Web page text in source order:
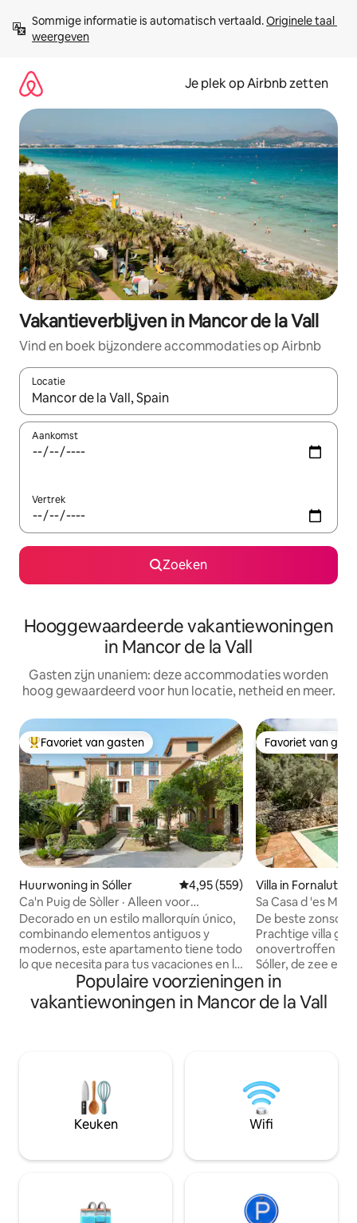
direct
naar
Sommige informatie is automatisch vertaald. Originele taal
weergeven
Je plek op Airbnb zetten
Vakantieverblijven in Mancor de la Vall
Vind en boek bijzondere accommodaties op Airbnb
Locatie
Wanneer er resultaten beschikbaar zijn, maak je een keuze
Aankomst
Vertrek
Zoeken
Hooggewaardeerde vakantiewoningen
in Mancor de la Vall
Gasten zijn unaniem: deze accommodaties worden
hoog gewaardeerd voor hun locatie, netheid en meer.
Topfavoriet van gasten
Favoriet van gasten
Huurwoning in Sóller Gemiddelde beoordeling van
4,95 (559)
Ca'n Puig de Sòller · Alleen voor
volwassenen (+12), Geweldig...
Decorado en un estilo mallorquín único,
combinando elementos antiguos y
modernos, este apartamento tiene todo
lo que necesita para tus vacaciones en la
primera planta y el dormitorio tiene
acceso directo a una pequeña terraza
pequeña cocina. Es el lugar ideal para
una estancia con amigos o en familia.
Podrás disfrutar de las vistas a nuestro
jardín o a las montañas, mientras lees un
interior es de acceso exclusivo para ti,
apartamentos de Ca'n Puig de Sòller.
Favoriet van
Favoriet van
Villa in Fornalutx
Sa Casa d 'es
Stunn
De beste
Prachtige villa
onovertroffen
Sóller, de zee en
geïsoleerd
slechts 5
zwembad met
<br>Ontspan
geniet van het
Populaire voorzieningen in
vakantiewoningen in Mancor de la Vall
Keuken Wifi